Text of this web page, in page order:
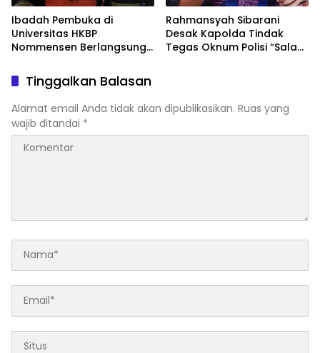
Ibadah Pembuka di
Universitas HKBP
Nommensen Berlangsung
Yayasan dan Pimpinan
Kampus
Rahmansyah Sibarani
Desak Kapolda Tindak
Tegas Oknum Polisi “Salah
Tinggalkan Balasan
Alamat email Anda tidak akan dipublikasikan. Ruas yang
wajib ditandai *